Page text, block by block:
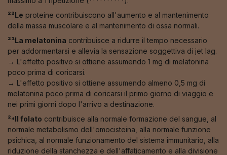
²²Le proteine contribuiscono all'aumento e al mantenimento
della massa muscolare e al mantenimento di ossa normali.
²³La melatonina contribuisce a ridurre il tempo necessario
per addormentarsi e allevia la sensazione soggettiva di jet lag.
→ L'effetto positivo si ottiene assumendo 1 mg di melatonina
poco prima di coricarsi.
→ L'effetto positivo si ottiene assumendo almeno 0,5 mg di
melatonina poco prima di coricarsi il primo giorno di viaggio e
nei primi giorni dopo l'arrivo a destinazione.
²⁴Il folato contribuisce alla normale formazione del sangue, al
normale metabolismo dell'omocisteina, alla normale funzione
psichica, al normale funzionamento del sistema immunitario, alla
riduzione della stanchezza e dell'affaticamento e alla divisione